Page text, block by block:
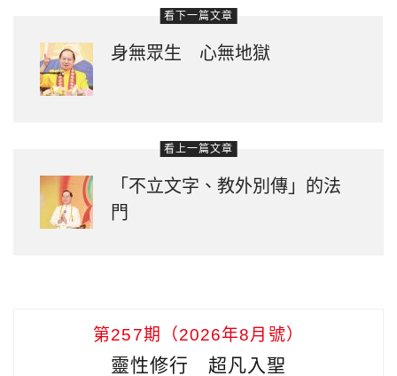
看下一篇文章
身無眾生 心無地獄
看上一篇文章
「不立文字、教外別傳」的法
門
第257期（2026年8月號）
靈性修行 超凡入聖